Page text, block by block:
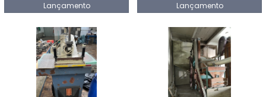
Lançamento Lançamento